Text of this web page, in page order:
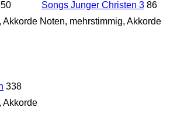
Akkorde
Songs Junger Christen 386
Noten, mehrstimmig, Akkorde
338
Akkorde